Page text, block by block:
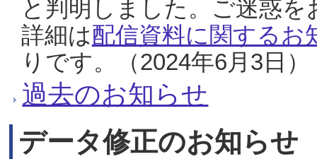
と判明しました。ご迷惑
詳細は配信資料に関するお
りです。（2024年6月3日）
過去のお知らせ
データ修正のお知らせ